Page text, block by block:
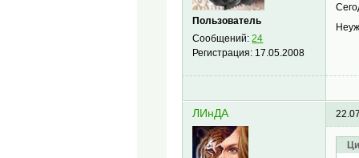
Пользователь
Сообщений:24
Регистрация: 17.05.2008
ЛИнДА